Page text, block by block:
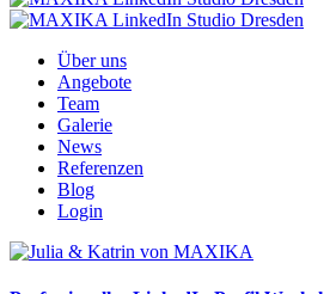
Über uns
Angebote
Team
Galerie
News
Referenzen
Blog
Login